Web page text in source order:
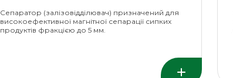
Сепаратор (залізовідділювач) призначений для
високоефективної магнітної сепарації сипких
продуктів фракцією до 5 мм.